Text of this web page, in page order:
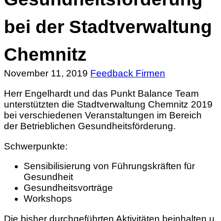
bei der Stadtverwaltung
Chemnitz
November 11, 2019 Feedback Firmen
Herr Engelhardt und das Punkt Balance Team
unterstützten die Stadtverwaltung Chemnitz 2019
bei verschiedenen Veranstaltungen im Bereich
der Betrieblichen Gesundheitsförderung.
Schwerpunkte:
Sensibilisierung von Führungskräften für
Gesundheit
Gesundheitsvorträge
Workshops
Die bisher durchgeführten Aktivitäten beinhalten u.